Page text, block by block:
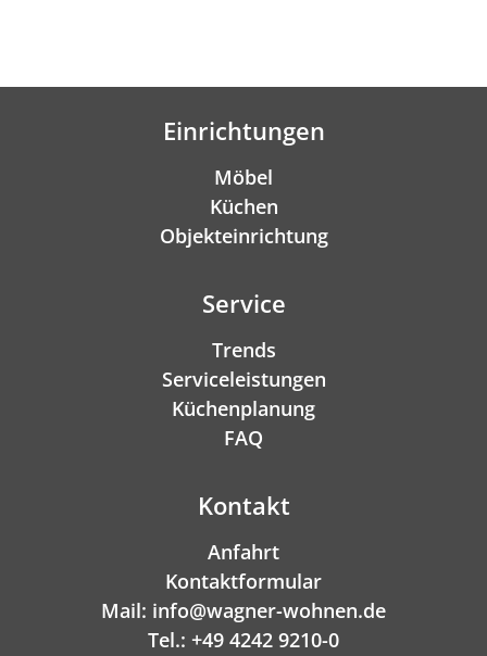
Einrichtungen
Möbel
Küchen
Objekteinrichtung
Service
Trends
Serviceleistungen
Küchenplanung
FAQ
Kontakt
Anfahrt
Kontaktformular
Mail: info@wagner-wohnen.de
Tel.: +49 4242 9210-0